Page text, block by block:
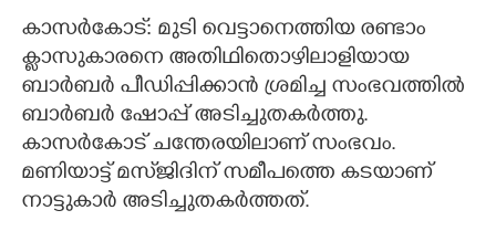
ZOOM
CONTACT US
കാസർകോട്: മുടി വെട്ടാനെത്തിയ രണ്ടാം
ക്ലാസുകാരനെ അതിഥിതൊഴിലാളിയായ
ബാർബർ പീഡിപ്പിക്കാൻ ശ്രമിച്ച സംഭവത്തിൽ
ബാർബർ ഷോപ്പ് അടിച്ചുതകർത്തു.
കാസർകോട് ചന്തേരയിലാണ് സംഭവം.
മണിയാട്ട് മസ്‌ജിദിന് സമീപത്തെ കടയാണ്
നാട്ടുകാർ അടിച്ചുതകർത്തത്.